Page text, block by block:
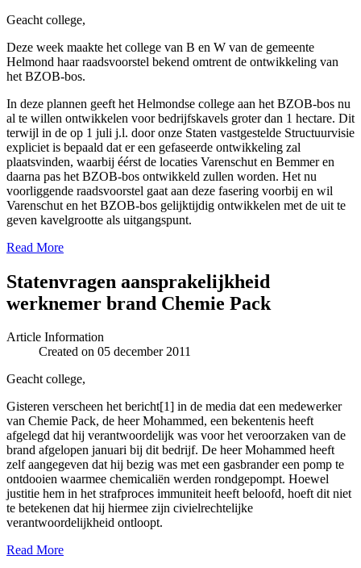
Geacht college,
Deze week maakte het college van B en W van de gemeente
Helmond haar raadsvoorstel bekend omtrent de ontwikkeling van
het BZOB-bos.
In deze plannen geeft het Helmondse college aan het BZOB-bos nu
al te willen ontwikkelen voor bedrijfskavels groter dan 1 hectare. Dit
terwijl in de op 1 juli j.l. door onze Staten vastgestelde Structuurvisie
expliciet is bepaald dat er een gefaseerde ontwikkeling zal
plaatsvinden, waarbij éérst de locaties Varenschut en Bemmer en
daarna pas het BZOB-bos ontwikkeld zullen worden. Het nu
voorliggende raadsvoorstel gaat aan deze fasering voorbij en wil
Varenschut en het BZOB-bos gelijktijdig ontwikkelen met de uit te
geven kavelgrootte als uitgangspunt.
Read More
Statenvragen aansprakelijkheid
werknemer brand Chemie Pack
Article Information
Created on 05 december 2011
Geacht college,
Gisteren verscheen het bericht[1] in de media dat een medewerker
van Chemie Pack, de heer Mohammed, een bekentenis heeft
afgelegd dat hij verantwoordelijk was voor het veroorzaken van de
brand afgelopen januari bij dit bedrijf. De heer Mohammed heeft
zelf aangegeven dat hij bezig was met een gasbrander een pomp te
ontdooien waarmee chemicaliën werden rondgepompt. Hoewel
justitie hem in het strafproces immuniteit heeft beloofd, hoeft dit niet
te betekenen dat hij hiermee zijn civielrechtelijke
verantwoordelijkheid ontloopt.
Read More